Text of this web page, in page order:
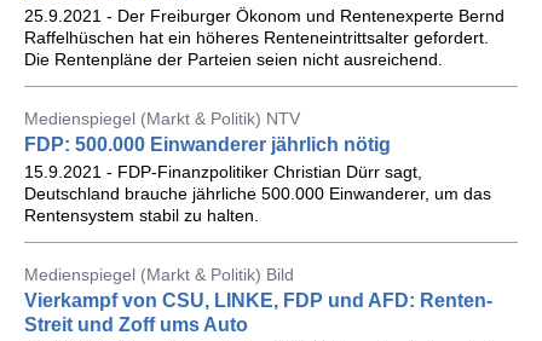
25.9.2021 - Der Freiburger Ökonom und Rentenexperte Bernd
Raffelhüschen hat ein höheres Renteneintrittsalter gefordert.
Die Rentenpläne der Parteien seien nicht ausreichend.
Medienspiegel (Markt & Politik) NTV
FDP: 500.000 Einwanderer jährlich nötig
15.9.2021 - FDP-Finanzpolitiker Christian Dürr sagt,
Deutschland brauche jährliche 500.000 Einwanderer, um das
Rentensystem stabil zu halten.
Medienspiegel (Markt & Politik) Bild
Vierkampf von CSU, LINKE, FDP und AFD: Renten-
Streit und Zoff ums Auto